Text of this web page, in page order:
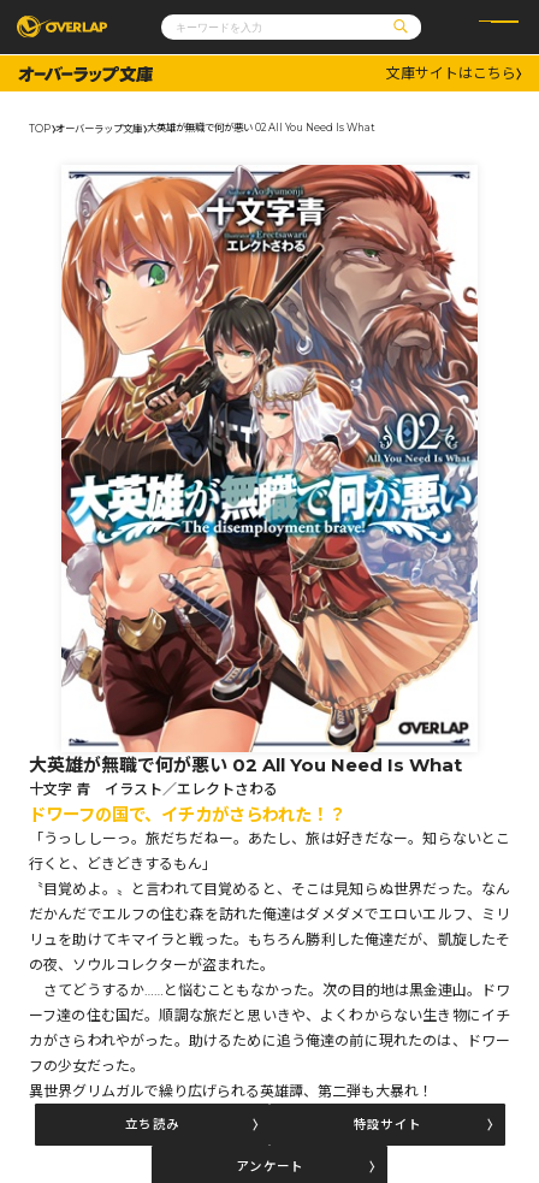
コミックガルド
コミッククリエ
文庫
ノベルス
その他
コミックエッセイ
ポケットモンスター
アニメ
ゲーム
通販・NEWS
OVERLAP STORE
オーバーラップ広報室
企業
会社概要
採用情報
アクセス
オーバーラップホールディングス
お問い合わせはこちら
オーバーラップ文庫
オーバーラップノベルス
オーバーラップノベルスf
ロサージュノベルス
コミックガルド
コミッククリエ
コミックパルフェ
文庫サイトはこちら
TOP オーバーラップ文庫 大英雄が無職で何が悪い 02 All You Need Is What
大英雄が無職で何が悪い 02 All You Need Is What
十文字 青 イラスト／エレクトさわる
ドワーフの国で、イチカがさらわれた！？
「うっししーっ。旅だちだねー。あたし、旅は好きだなー。知らないとこ
行くと、どきどきするもん」
〝目覚めよ。〟と言われて目覚めると、そこは見知らぬ世界だった。なん
だかんだでエルフの住む森を訪れた俺達はダメダメでエロいエルフ、ミリ
リュを助けてキマイラと戦った。もちろん勝利した俺達だが、凱旋したそ
の夜、ソウルコレクターが盗まれた。
さてどうするか……と悩むこともなかった。次の目的地は黒金連山。ドワ
ーフ達の住む国だ。順調な旅だと思いきや、よくわからない生き物にイチ
カがさらわれやがった。助けるために追う俺達の前に現れたのは、ドワー
フの少女だった。
異世界グリムガルで繰り広げられる英雄譚、第二弾も大暴れ！
立ち読み 特設サイト
アンケート